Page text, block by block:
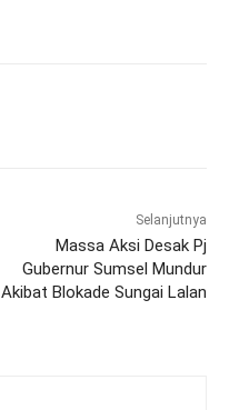
Selanjutnya
Massa Aksi Desak Pj
Gubernur Sumsel Mundur
Akibat Blokade Sungai Lalan